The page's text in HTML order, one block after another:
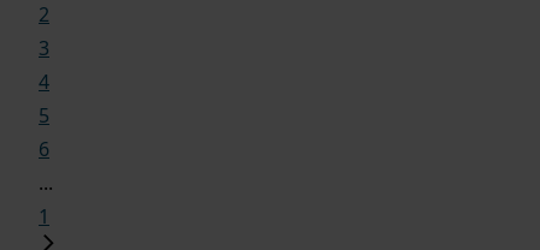
2
3
4
5
6
...
1